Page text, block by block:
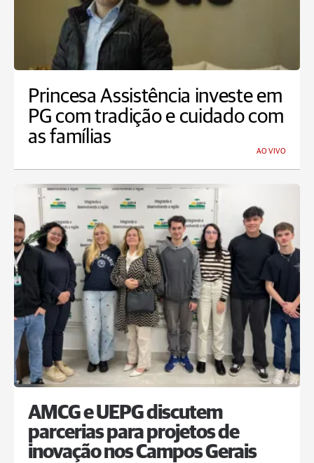
Princesa Assistência investe em
PG com tradição e cuidado com
as famílias
AO VIVO
AMCG e UEPG discutem
parcerias para projetos de
inovação nos Campos Gerais